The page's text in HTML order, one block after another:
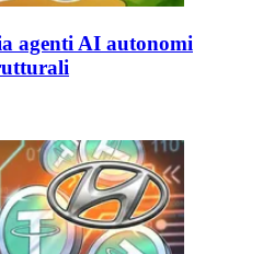
agenti AI autonomi